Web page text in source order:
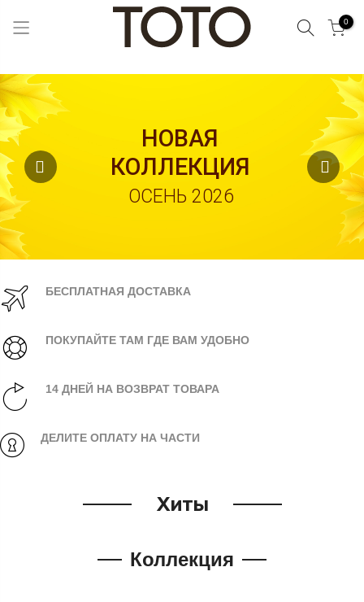
Поиск0
Content
ОСЕНЬ 2026
НОВАЯ
КОЛЛЕКЦИЯ
БЕСПЛАТНАЯ ДОСТАВКА
ПОКУПАЙТЕ ТАМ ГДЕ ВАМ УДОБНО
14 ДНЕЙ НА ВОЗВРАТ ТОВАРА
ДЕЛИТЕ ОПЛАТУ НА ЧАСТИ
Хиты
Коллекция